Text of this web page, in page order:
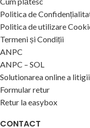
Politica de
Politica de utilizare
Termeni și Condiții
ANPC
ANPC – SOL
Solutionarea online a
Formular retur
Retur la easybox
CONTACT